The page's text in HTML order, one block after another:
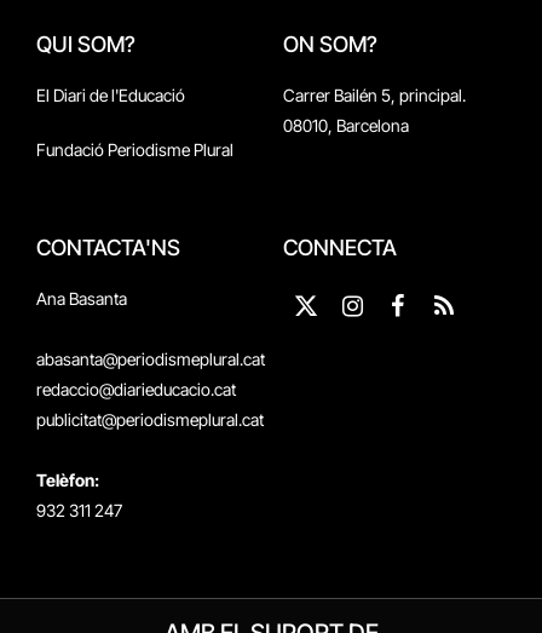
QUI SOM?
El Diari de l'Educació
Fundació Periodisme Plural
ON SOM?
Carrer Bailén 5, principal.
08010, Barcelona
CONTACTA'NS
Ana Basanta
abasanta@periodismeplural.cat
redaccio@diarieducacio.cat
publicitat@periodismeplural.cat
Telèfon:
932 311 247
CONNECTA
X
InstagramFacebook
RSS